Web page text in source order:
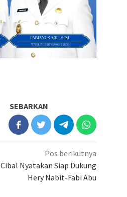
SEBARKAN
Pos berikutnya
Nyatakan Siap Dukung
Hery Nabit-Fabi Abu